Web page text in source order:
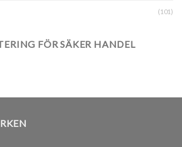
(101)
FÖR SÄKER HANDEL